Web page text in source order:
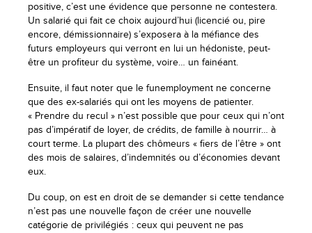
positive, c’est une évidence que personne ne contestera.
Un salarié qui fait ce choix aujourd’hui (licencié ou, pire
encore, démissionnaire) s’exposera à la méfiance des
futurs employeurs qui verront en lui un hédoniste, peut-
être un profiteur du système, voire… un fainéant.
Ensuite, il faut noter que le funemployment ne concerne
que des ex-salariés qui ont les moyens de patienter.
« Prendre du recul » n’est possible que pour ceux qui n’ont
pas d’impératif de loyer, de crédits, de famille à nourrir… à
court terme. La plupart des chômeurs « fiers de l’être » ont
des mois de salaires, d’indemnités ou d’économies devant
eux.
Du coup, on est en droit de se demander si cette tendance
n’est pas une nouvelle façon de créer une nouvelle
catégorie de privilégiés : ceux qui peuvent ne pas